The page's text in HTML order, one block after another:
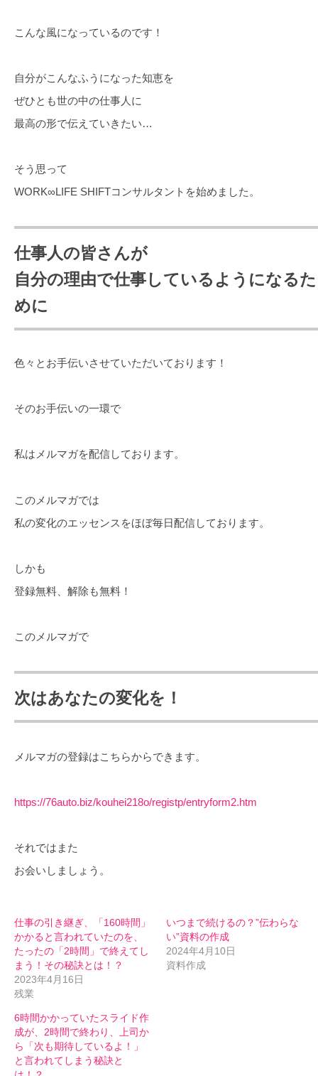
こんな風になっているのです！
自分がこんなふうになった知恵を
ぜひとも世の中の仕事人に
最高の形で伝えていきたい…
そう思って
WORK∞LIFE SHIFTコンサルタントを始めました。
仕事人の皆さんが
自分の理由で仕事しているようになるた
めに
色々とお手伝いさせていただいております！
そのお手伝いの一環で
私はメルマガを配信しております。
このメルマガでは
私の変化のエッセンスをほぼ毎日配信しております。
しかも
登録無料、解除も無料！
このメルマガで
次はあなたの変化を！
メルマガの登録はこちらからできます。
https://76auto.biz/kouhei218o/registp/entryform2.htm
それではまた
お会いしましょう。
仕事の引き継ぎ、「160時間」
かかると言われていたのを、
たったの「2時間」で終えてし
まう！その秘訣とは！？
2023年4月16日
残業
いつまで続けるの？”伝わらな
い”資料の作成
2024年4月10日
資料作成
6時間かかっていたスライド作
成が、2時間で終わり、上司か
ら「次も期待しているよ！」
と言われてしまう秘訣と